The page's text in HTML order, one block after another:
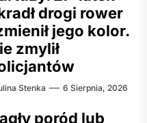
drogi rower
jego kolor.
zmylił
Stenka 6 Sierpnia, 2026
poród lub